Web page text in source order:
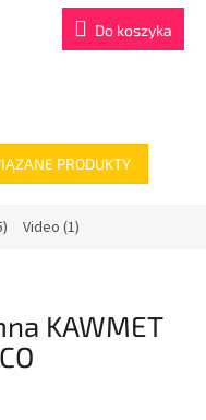
Do koszyka
PRODUKTY
Video (1)
KAWMET